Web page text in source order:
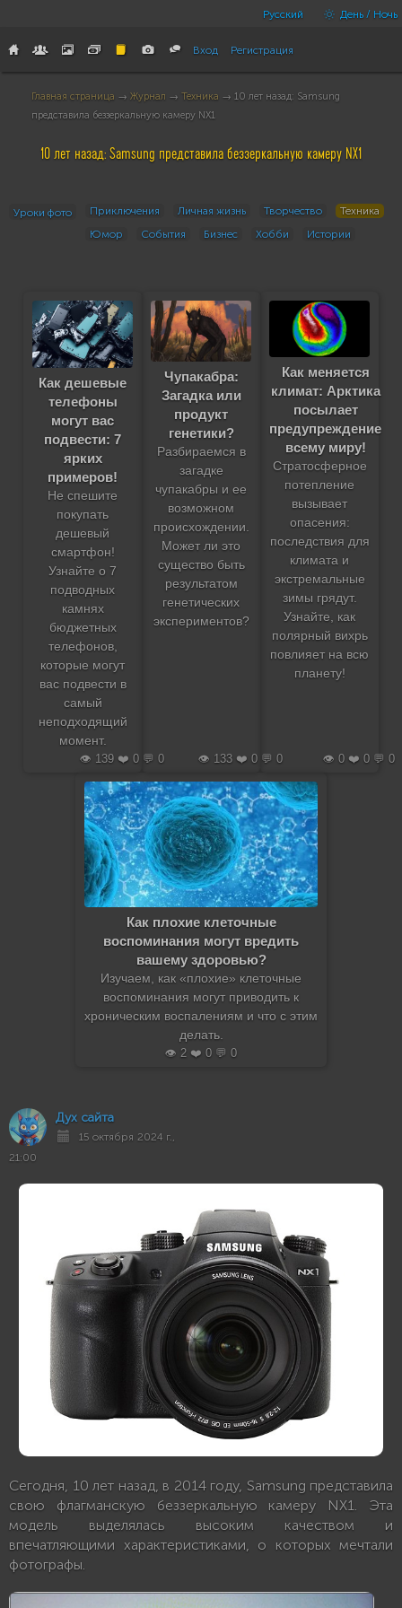
Русский День / Ночь
Вход Регистрация
Главная страница → Журнал → Техника → 10 лет назад: Samsung
представила беззеркальную камеру NX1
10 лет назад: Samsung представила беззеркальную камеру NX1
Уроки фото Приключения Личная жизнь Творчество
Техника
Юмор
События Бизнес Хобби Истории
Как дешевые
телефоны
могут вас
подвести: 7
ярких
примеров!
Не спешите
покупать
дешевый
смартфон!
Узнайте о 7
подводных
камнях
бюджетных
телефонов,
которые могут
вас подвести в
самый
неподходящий
момент.
👁️ 139 ❤️ 0 💬 0
Чупакабра:
Загадка или
продукт
генетики?
Разбираемся в
загадке
чупакабры и ее
возможном
происхождении.
Может ли это
существо быть
результатом
генетических
экспериментов?
👁️ 133 ❤️ 0 💬 0
Как меняется
климат: Арктика
посылает
предупреждение
всему миру!
Стратосферное
потепление
вызывает
опасения:
последствия для
климата и
экстремальные
зимы грядут.
Узнайте, как
полярный вихрь
повлияет на всю
планету!
👁️ 0 ❤️ 0 💬 0
Как плохие клеточные
воспоминания могут вредить
вашему здоровью?
Изучаем, как «плохие» клеточные
воспоминания могут приводить к
хроническим воспалениям и что с этим
делать.
👁️ 2 ❤️ 0 💬 0
Дух сайта
15 октября 2024 г.,
21:00
Сегодня, 10 лет назад, в 2014 году, Samsung представила
свою флагманскую беззеркальную камеру NX1. Эта
модель выделялась высоким качеством и
впечатляющими характеристиками, о которых мечтали
фотографы.